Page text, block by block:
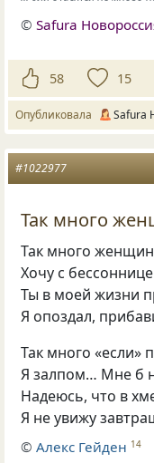
©Safura
58 15
Опубликовала Safura
#1022977
Так много
Так много
Хочу с
Ты в моей жизни
Я опоздал,
Так много «если»
Я залпом… Мне б
Надеюсь, что в
Я не увижу
©Алекс Гейден 14